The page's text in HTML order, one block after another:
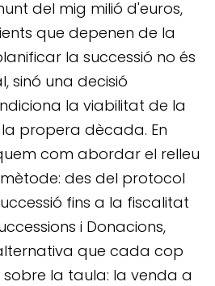
del mig milió d'euros,
que depenen de la
la successió no és
sinó una decisió
la viabilitat de la
propera dècada. En
com abordar el relleu
des del protocol
fins a la fiscalitat
i Donacions,
que cada cop
la taula: la venda a